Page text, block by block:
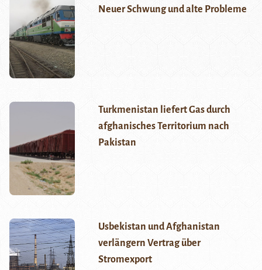
Neuer Schwung und alte Probleme
Turkmenistan liefert Gas durch
afghanisches Territorium nach
Pakistan
Usbekistan und Afghanistan
verlängern Vertrag über
Stromexport